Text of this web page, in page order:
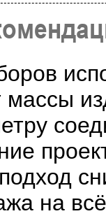
массы
на